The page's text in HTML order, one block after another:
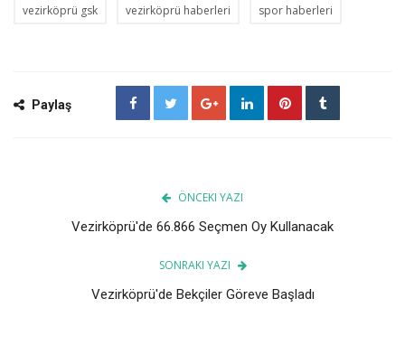
vezirköprü gsk vezirköprü haberleri spor haberleri
Paylaş
ÖNCEKI YAZI
Vezirköprü'de 66.866 Seçmen Oy Kullanacak
SONRAKI YAZI
Vezirköprü'de Bekçiler Göreve Başladı